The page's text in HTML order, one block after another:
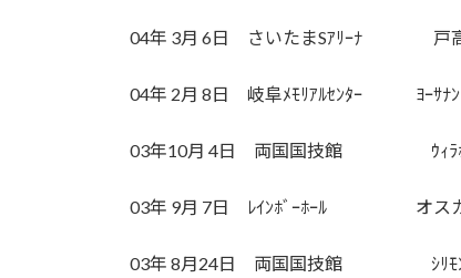
04年 3月 6日 さいたまSｱﾘｰﾅ 戸高
04年 2月 8日 岐阜ﾒﾓﾘｱﾙｾﾝﾀｰ ﾖｰｻﾅﾝ･
03年10月 4日 両国国技館 ｳｨﾗﾎﾟﾝ･
03年 9月 7日 ﾚｲﾝﾎﾞｰﾎｰﾙ オスカー
03年 8月24日 両国国技館 ｼﾘﾓﾝｺﾝ